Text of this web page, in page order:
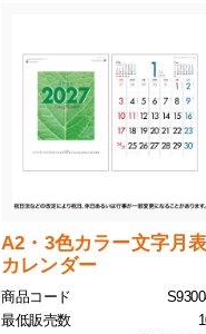
A2・3色カラー文字月表
カレンダー
商品コード
最低販売数